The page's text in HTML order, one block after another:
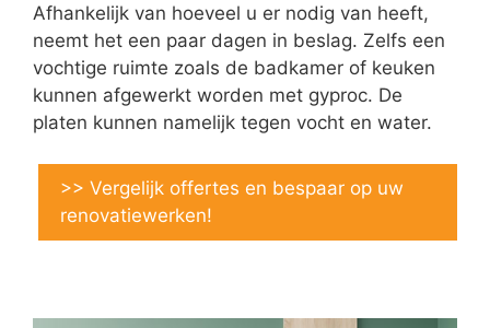
Afhankelijk van hoeveel u er nodig van heeft,
neemt het een paar dagen in beslag. Zelfs een
vochtige ruimte zoals de badkamer of keuken
kunnen afgewerkt worden met gyproc. De
platen kunnen namelijk tegen vocht en water.
>> Vergelijk offertes en bespaar op uw
renovatiewerken!